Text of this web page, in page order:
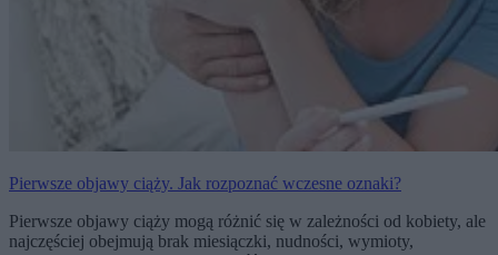
Pierwsze objawy ciąży. Jak rozpoznać wczesne oznaki?
Pierwsze objawy ciąży mogą różnić się w zależności od kobiety, ale
najczęściej obejmują brak miesiączki, nudności, wymioty,